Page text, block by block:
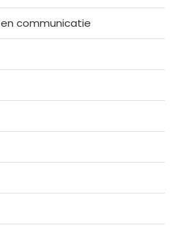
communicatie